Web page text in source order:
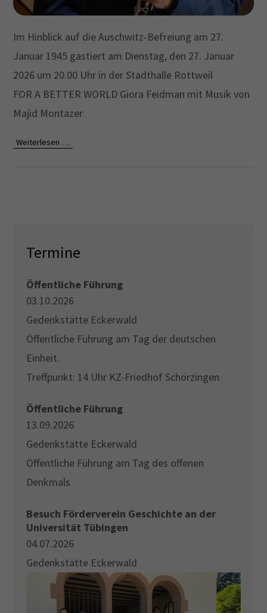
Cybersteel Inc.
San Francisco, CA 94102
+44 1234 567 890
info@yourdomain.com
Aenean commodo ligula eget dolor. Aenean massa.
parturient montes, nascetur ridiculus mus. Donec
quam felis, ultricies nec.
Im Hinblick auf die Auschwitz-Befreiung am 27.
Januar 1945 gastiert am Dienstag, den 27. Januar
2026 um 20.00 Uhr in der Stadthalle Rottweil
FOR A BETTER WORLD Giora Feidman mit Musik von
Majid Montazer
Weiterlesen …
Termine
Öffentliche Führung
03.10.2026
Gedenkstätte Eckerwald
Öffentliche Führung am Tag der deutschen
Einheit.
Treffpunkt: 14 Uhr KZ-Friedhof Schörzingen
Öffentliche Führung
13.09.2026
Gedenkstätte Eckerwald
Öffentliche Führung am Tag des offenen
Denkmals
Besuch Förderverein Geschichte an der
Universität Tübingen
04.07.2026
Gedenkstätte Eckerwald